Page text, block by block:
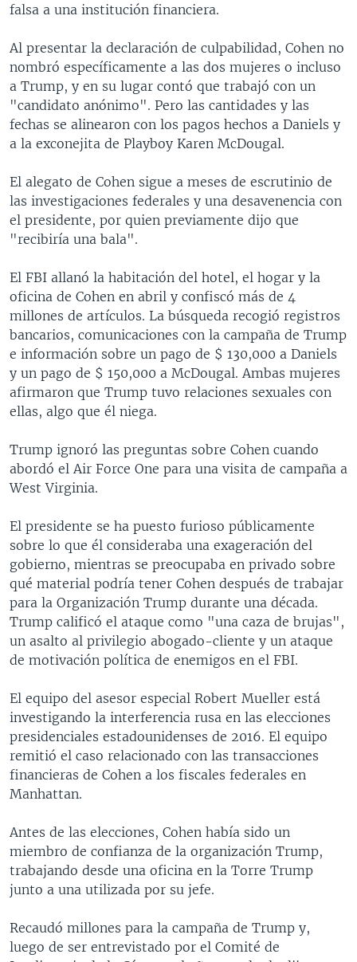
falsa a una institución financiera.
Al presentar la declaración de culpabilidad, Cohen no
nombró específicamente a las dos mujeres o incluso
a Trump, y en su lugar contó que trabajó con un
"candidato anónimo". Pero las cantidades y las
fechas se alinearon con los pagos hechos a Daniels y
a la exconejita de Playboy Karen McDougal.
El alegato de Cohen sigue a meses de escrutinio de
las investigaciones federales y una desavenencia con
el presidente, por quien previamente dijo que
"recibiría una bala".
El FBI allanó la habitación del hotel, el hogar y la
oficina de Cohen en abril y confiscó más de 4
millones de artículos. La búsqueda recogió registros
bancarios, comunicaciones con la campaña de Trump
e información sobre un pago de $ 130,000 a Daniels
y un pago de $ 150,000 a McDougal. Ambas mujeres
afirmaron que Trump tuvo relaciones sexuales con
ellas, algo que él niega.
Trump ignoró las preguntas sobre Cohen cuando
abordó el Air Force One para una visita de campaña a
West Virginia.
El presidente se ha puesto furioso públicamente
sobre lo que él consideraba una exageración del
gobierno, mientras se preocupaba en privado sobre
qué material podría tener Cohen después de trabajar
para la Organización Trump durante una década.
Trump calificó el ataque como "una caza de brujas",
un asalto al privilegio abogado-cliente y un ataque
de motivación política de enemigos en el FBI.
El equipo del asesor especial Robert Mueller está
investigando la interferencia rusa en las elecciones
presidenciales estadounidenses de 2016. El equipo
remitió el caso relacionado con las transacciones
financieras de Cohen a los fiscales federales en
Manhattan.
Antes de las elecciones, Cohen había sido un
miembro de confianza de la organización Trump,
trabajando desde una oficina en la Torre Trump
junto a una utilizada por su jefe.
Recaudó millones para la campaña de Trump y,
luego de ser entrevistado por el Comité de